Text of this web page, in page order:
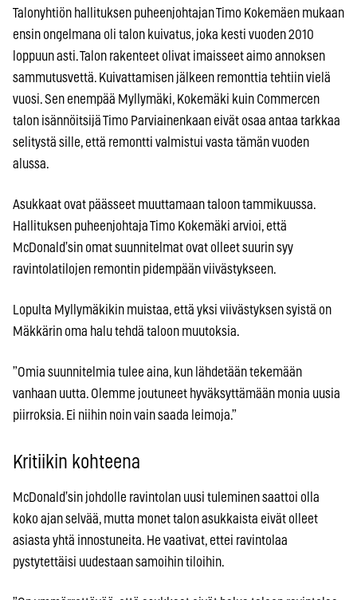
Talonyhtiön hallituksen puheenjohtajan Timo Kokemäen mukaan
ensin ongelmana oli talon kuivatus, joka kesti vuoden 2010
loppuun asti. Talon rakenteet olivat imaisseet aimo annoksen
sammutusvettä. Kuivattamisen jälkeen remonttia tehtiin vielä
vuosi. Sen enempää Myllymäki, Kokemäki kuin Commercen
talon isännöitsijä Timo Parviainenkaan eivät osaa antaa tarkkaa
selitystä sille, että remontti valmistui vasta tämän vuoden
alussa.
Asukkaat ovat päässeet muuttamaan taloon tammikuussa.
Hallituksen puheenjohtaja Timo Kokemäki arvioi, että
McDonald’sin omat suunnitelmat ovat olleet suurin syy
ravintolatilojen remontin pidempään viivästykseen.
Lopulta Myllymäkikin muistaa, että yksi viivästyksen syistä on
Mäkkärin oma halu tehdä taloon muutoksia.
”Omia suunnitelmia tulee aina, kun lähdetään tekemään
vanhaan uutta. Olemme joutuneet hyväksyttämään monia uusia
piirroksia. Ei niihin noin vain saada leimoja.”
Kritiikin kohteena
McDonald’sin johdolle ravintolan uusi tuleminen saattoi olla
koko ajan selvää, mutta monet talon asukkaista eivät olleet
asiasta yhtä innostuneita. He vaativat, ettei ravintolaa
pystytettäisi uudestaan samoihin tiloihin.